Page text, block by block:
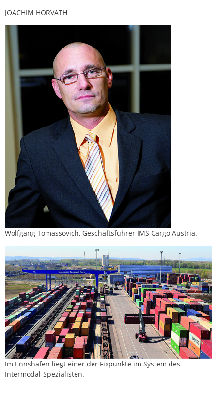
JOACHIM HORVATH
Wolfgang Tomassovich, Geschäftsführer IMS Cargo Austria.
Im Ennshafen liegt einer der Fixpunkte im System des
Intermodal-Spezialisten.